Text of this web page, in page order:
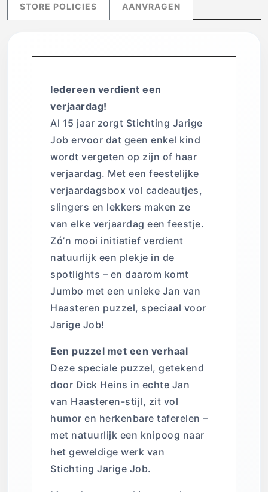
STORE POLICIES AANVRAGEN
Iedereen verdient een
verjaardag!
Al 15 jaar zorgt Stichting Jarige
Job ervoor dat geen enkel kind
wordt vergeten op zijn of haar
verjaardag. Met een feestelijke
verjaardagsbox vol cadeautjes,
slingers en lekkers maken ze
van elke verjaardag een feestje.
Zó’n mooi initiatief verdient
natuurlijk een plekje in de
spotlights – en daarom komt
Jumbo met een unieke Jan van
Haasteren puzzel, speciaal voor
Jarige Job!
Een puzzel met een verhaal
Deze speciale puzzel, getekend
door Dick Heins in echte Jan
van Haasteren-stijl, zit vol
humor en herkenbare taferelen –
met natuurlijk een knipoog naar
het geweldige werk van
Stichting Jarige Job.